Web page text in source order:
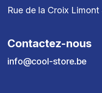
Rue de la Croix
Contactez-nous
info@cool-store.be